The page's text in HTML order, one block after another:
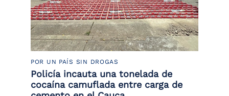
POR UN PAÍS SIN DROGAS
Policía incauta una tonelada de
cocaína camuflada entre carga de